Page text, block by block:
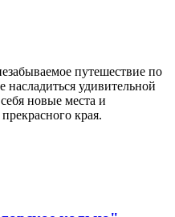
путешествие по
удивительной
новые места и
края.